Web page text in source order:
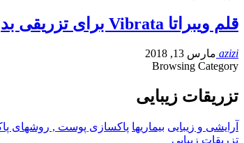
قلم ویبراتا Vibrata برای تزریقی بدون درد چگونه کار می کند
azizi مارس 13, 2018
Browsing Category
تزریقات زیبایی
آرایشی و زیبایی بیماریها پاکسازی پوست , روشهای
تزریقات زیبایی